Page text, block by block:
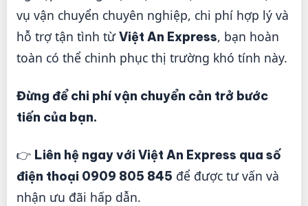
vụ vận chuyển chuyên nghiệp, chi phí hợp lý và
hỗ trợ tận tình từViệt An Express, bạn hoàn
toàn có thể chinh phục thị trường khó tính này.
Đừng để chi phí vận chuyển cản trở bước
tiến của bạn.
👉 Liên hệ ngay với Việt An Express qua số
điện thoại 0909 805 845 để được tư vấn và
nhận ưu đãi hấp dẫn.